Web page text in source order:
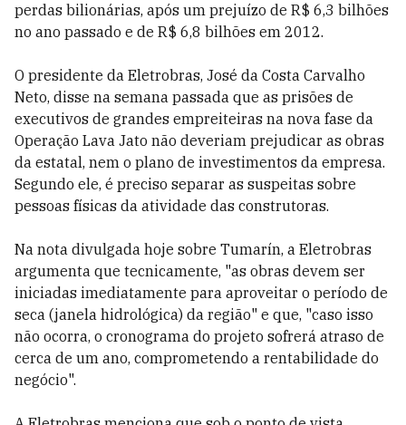
perdas bilionárias, após um prejuízo de R$ 6,3 bilhões
no ano passado e de R$ 6,8 bilhões em 2012.
O presidente da Eletrobras, José da Costa Carvalho
Neto, disse na semana passada que as prisões de
executivos de grandes empreiteiras na nova fase da
Operação Lava Jato não deveriam prejudicar as obras
da estatal, nem o plano de investimentos da empresa.
Segundo ele, é preciso separar as suspeitas sobre
pessoas físicas da atividade das construtoras.
Na nota divulgada hoje sobre Tumarín, a Eletrobras
argumenta que tecnicamente, "as obras devem ser
iniciadas imediatamente para aproveitar o período de
seca (janela hidrológica) da região" e que, "caso isso
não ocorra, o cronograma do projeto sofrerá atraso de
cerca de um ano, comprometendo a rentabilidade do
negócio".